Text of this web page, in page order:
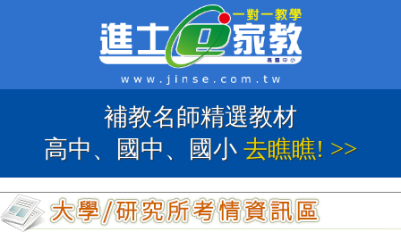
補教名師精選教材
高中、國中、國小去瞧瞧! >>